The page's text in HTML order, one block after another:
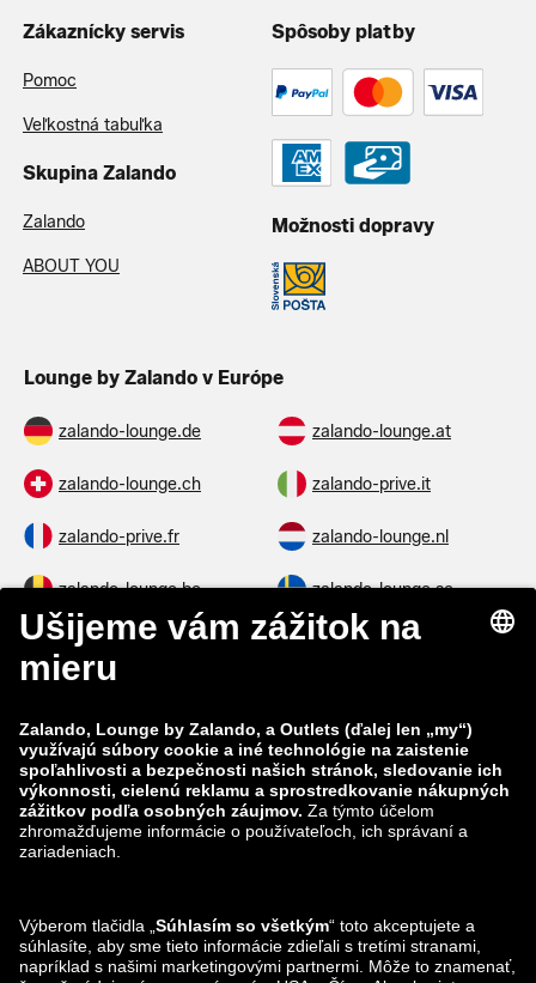
Zákaznícky servis
Pomoc
Veľkostná tabuľka
Skupina Zalando
Zalando
ABOUT YOU
Spôsoby platby
Možnosti dopravy
Lounge by Zalando v Európe
zalando-lounge.de zalando-lounge.at
zalando-lounge.ch zalando-prive.it
zalando-prive.fr zalando-lounge.nl
zalando-lounge.be zalando-lounge.se
zalando-lounge.fi zalando-lounge.dk
zalando-prive.es zalando-lounge.cz
zalando-lounge.lt zalando-lounge.sk
zalando-lounge.ro
zalando-lounge.lu zalando-lounge.ee